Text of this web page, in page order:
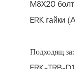
M8X20
ERK
Подходящ за: